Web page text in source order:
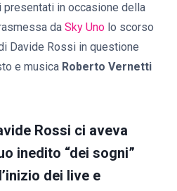
presentati in occasione della
da Sky Uno lo scorso
Davide Rossi in questione
e musica Roberto Vernetti
Rossi ci aveva
inedito “dei sogni”
dei live e